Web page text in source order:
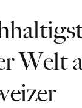
Welt